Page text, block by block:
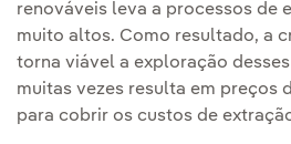
renováveis leva a processos de
muito altos. Como resultado, a
torna viável a exploração
muitas vezes resulta em preços
para cobrir os custos de